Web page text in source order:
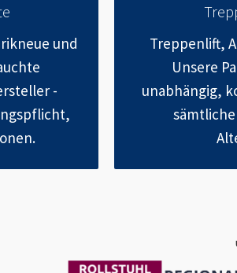
und
-
Treppenlift,
Unsere
unabhängig,